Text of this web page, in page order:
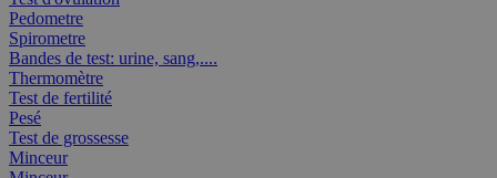
Pedometre
Spirometre
Bandes de test: urine, sang,....
Thermomètre
Test de fertilité
Pesé
Test de grossesse
Minceur